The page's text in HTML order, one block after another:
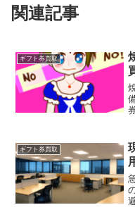
関連記事
ギフト券買取
ギフト券買取